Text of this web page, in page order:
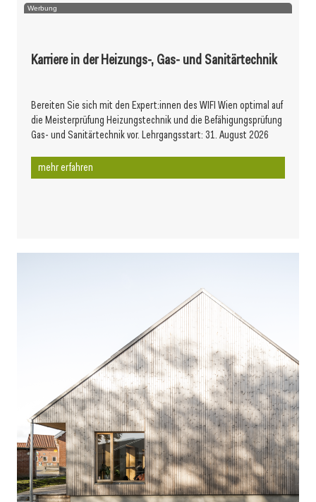
Werbung
Karriere in der Heizungs-, Gas- und Sanitärtechnik
Bereiten Sie sich mit den Expert:innen des WIFI Wien optimal auf
die Meisterprüfung Heizungstechnik und die Befähigungsprüfung
Gas- und Sanitärtechnik vor. Lehrgangsstart: 31. August 2026
mehr erfahren